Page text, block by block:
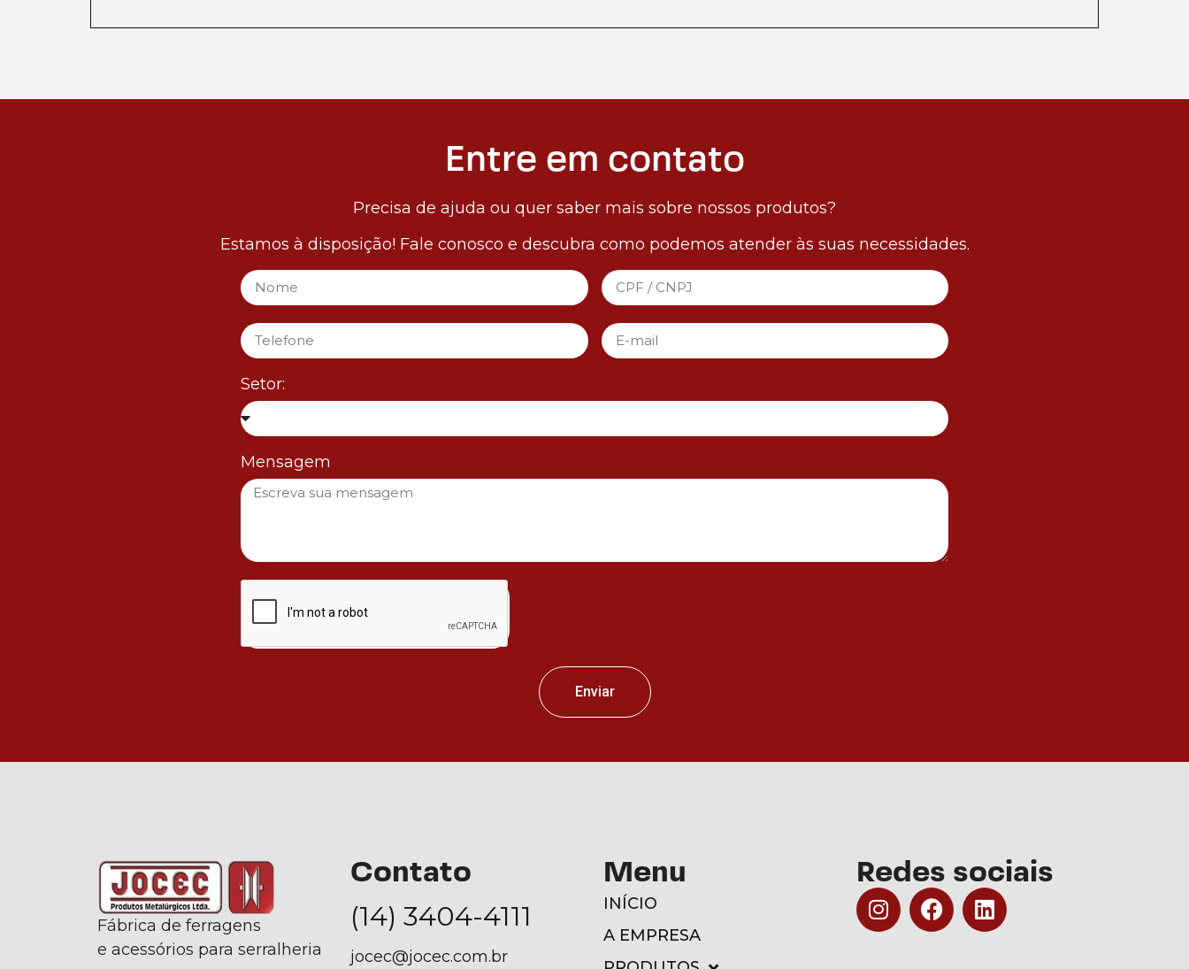
Entre em contato
Precisa de ajuda ou quer saber mais sobre nossos produtos?
Estamos à disposição! Fale conosco e descubra como podemos atender às suas necessidades.
Setor:
Mensagem
Enviar
Fábrica de ferragens
e acessórios para serralheria
Contato
(14) 3404-4111
jocec@jocec.com.br
Menu
INÍCIO
A EMPRESA
Redes sociais